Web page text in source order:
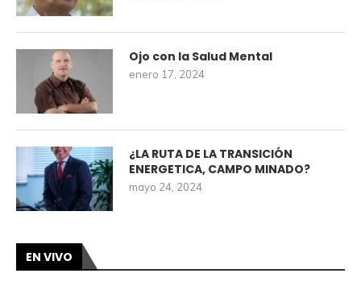
Ojo con la Salud Mental
enero 17, 2024
¿LA RUTA DE LA TRANSICIÓN
ENERGETICA, CAMPO MINADO?
mayo 24, 2024
EN VIVO